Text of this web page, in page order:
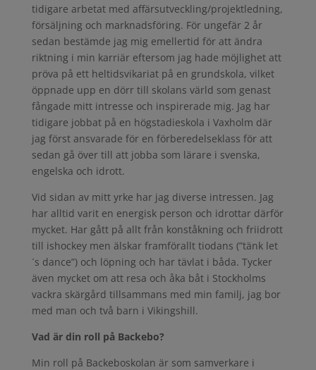
tidigare arbetat med affärsutveckling/projektledning,
försäljning och marknadsföring. För ungefär 2 år
sedan bestämde jag mig emellertid för att ändra
riktning i min karriär eftersom jag hade möjlighet att
pröva på ett heltidsvikariat på en grundskola, vilket
öppnade upp en dörr till skolans värld som genast
fångade mitt intresse och inspirerade mig. Jag har
tidigare jobbat på en högstadieskola i Vaxholm där
jag först ansvarade för en förberedelseklass för att
sedan gå över till att jobba som lärare i svenska,
engelska och idrott.
Vid sidan av mitt yrke har jag diverse intressen. Jag
har alltid varit en energisk person och idrottar därför
mycket. Har gått på allt från konståkning och friidrott
till ishockey men älskar framförallt tiodans (”tänk let
´s dance”) och löpning och har tävlat i båda. Tycker
även mycket om att resa och åka båt i Stockholms
vackra skärgård tillsammans med min familj, jag bor
med man och två barn i Vikingshill.
Vad är din roll på Backebo?
Min roll på Backeboskolan är som samverkare i